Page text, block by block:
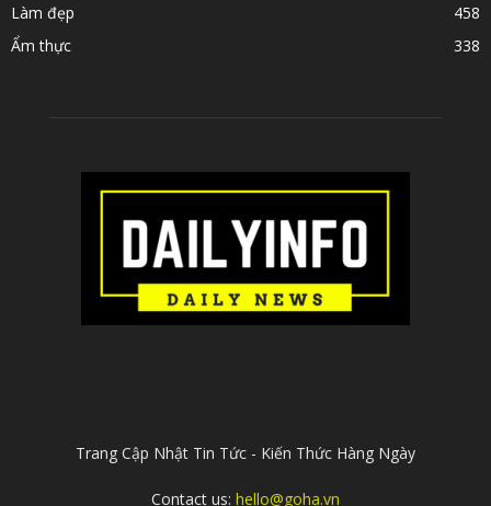
Làm đẹp
458
Ẩm thực
338
Trang Cập Nhật Tin Tức - Kiến Thức Hàng Ngày
Contact us: hello@goha.vn